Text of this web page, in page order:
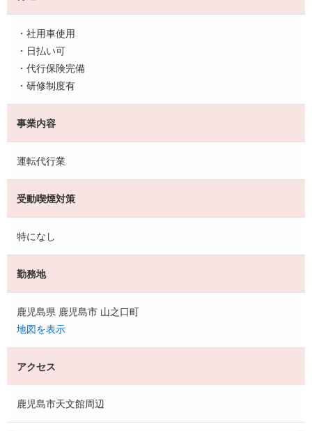
・社用車使用
・日払い可
・代行保険完備
・研修制度有
事業内容
運転代行業
受動喫煙対策
特になし
勤務地
鹿児島県 鹿児島市 山之口町
地図を表示
アクセス
鹿児島市天文館周辺